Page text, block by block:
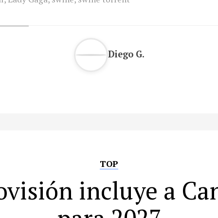
Diego G.
TOP
incluye a